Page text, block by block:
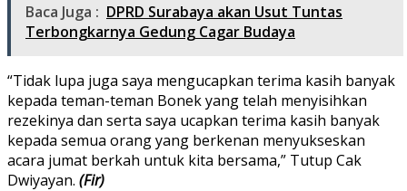
Baca Juga : DPRD Surabaya akan Usut Tuntas
Terbongkarnya Gedung Cagar Budaya
“Tidak lupa juga saya mengucapkan terima kasih banyak
kepada teman-teman Bonek yang telah menyisihkan
rezekinya dan serta saya ucapkan terima kasih banyak
kepada semua orang yang berkenan menyukseskan
acara jumat berkah untuk kita bersama,” Tutup Cak
Dwiyayan. (Fir)